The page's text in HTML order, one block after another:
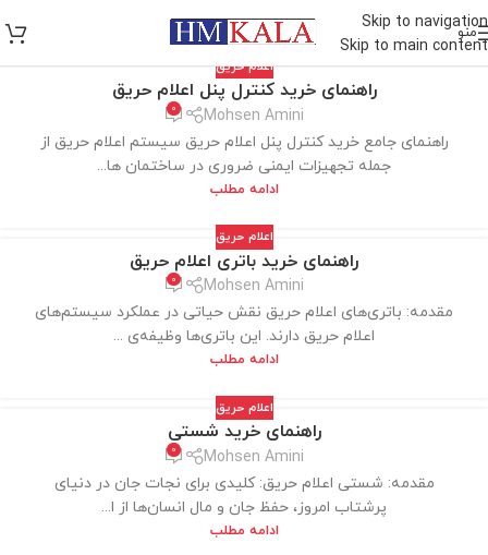
Skip to navigation
Skip to main content
منو
اعلام حریق
راهنمای خرید کنترل پنل اعلام حریق
Mohsen Amini
0
راهنمای جامع خرید کنترل پنل اعلام حریق سیستم اعلام حریق از
جمله تجهیزات ایمنی ضروری در ساختمان ها...
ادامه مطلب
اعلام حریق
راهنمای خرید باتری اعلام حریق
Mohsen Amini
0
مقدمه: باتری‌های اعلام حریق نقش حیاتی در عملکرد سیستم‌های
اعلام حریق دارند. این باتری‌ها وظیفه‌ی ...
ادامه مطلب
اعلام حریق
راهنمای خرید شستی
Mohsen Amini
0
مقدمه: شستی اعلام حریق: کلیدی برای نجات جان در دنیای
پرشتاب امروز، حفظ جان و مال انسان‌ها از ا...
ادامه مطلب